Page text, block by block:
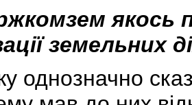
якось
земельних
однозначно